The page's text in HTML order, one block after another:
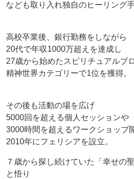
なども取り入れ独自のヒーリング
高校卒業後、銀行勤務をしながら
20代で年収1000万超えを達成し
27歳から始めたスピリチュアルブ
精神世界カテゴリーで1位を獲得。
その後も活動の場を広げ
5000回を超える個人セッションや
3000時間を超えるワークショップ
2010年にフェリシアを設立。
７歳から探し続けていた「幸せの
と悟り